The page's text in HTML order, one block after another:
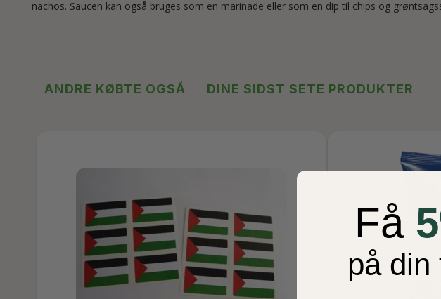
nachos. Saucen kan også bruges som en marinade eller som en dip til chips og
ANDRE KØBTE OGSÅ DINE SIDST SETE PRODUKTER
Få
på din